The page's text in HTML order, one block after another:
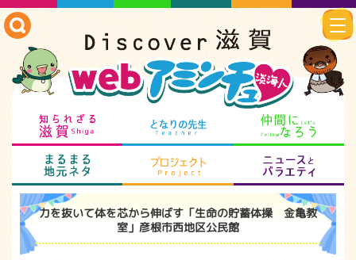
知られざる滋賀 となりの先生
まるまる地元ネタ プロジェクト
力を抜いて体を芯から伸ばす「生命の貯蓄体操 金亀教
室」彦根市西地区公民館